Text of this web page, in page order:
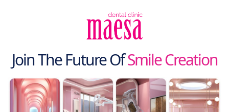
Join The Future OfSmile Creation